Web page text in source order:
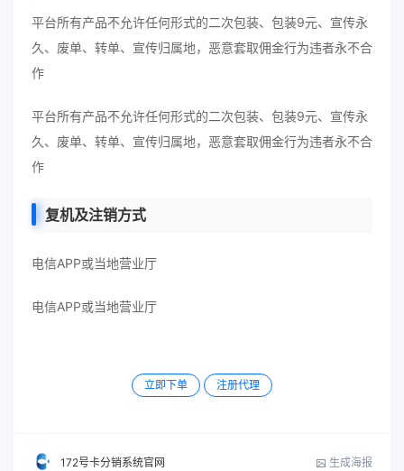
平台所有产品不允许任何形式的二次包装、包装9元、宣传永
久、废单、转单、宣传归属地，恶意套取佣金行为违者永不合
作
平台所有产品不允许任何形式的二次包装、包装9元、宣传永
久、废单、转单、宣传归属地，恶意套取佣金行为违者永不合
作
复机及注销方式
电信APP或当地营业厅
电信APP或当地营业厅
立即下单 注册代理
172号卡分销系统官网 生成海报